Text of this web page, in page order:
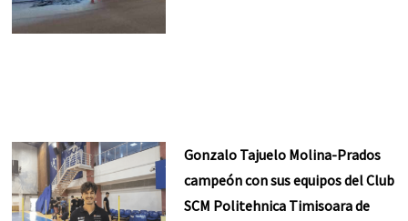
Gonzalo Tajuelo Molina-Prados
campeón con sus equipos del Club
SCM Politehnica Timisoara de